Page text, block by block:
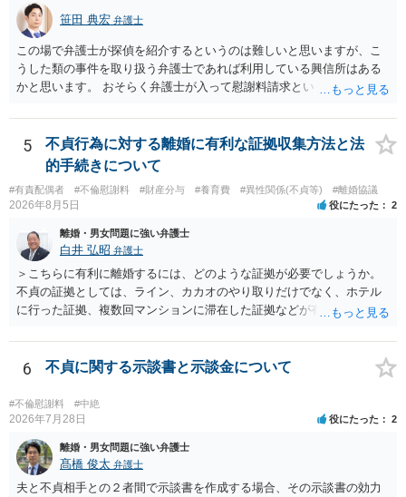
減額を進めるうえでの交渉材料かと思います。 なお、ご自身が離
婚しないことは、交渉材料にはならないかと思いますので、ご注意く
ださい。 また、相手夫婦の婚姻関係が既に破綻していたことや、
相手女性が結婚しているとは知らなかったと主張することもあります
が、 ケースバイケースですので、ご自身の場合にそれらの主張が
できるかはよくお考え下さい。 ３ 質問③ 違約金を５０万円とす
る旨の交渉をすることが妥当かどうかという基準はありません。
公序良俗に反するような金額では、その条項自体が無効になり得ます
が、 ２００万円でも、５０万円でも、公序良俗に反するほど高額
とはいえないと考えますので、 結局は、妥当かどうかというより
も、ご自身が納得できるかどうかという基準でお考えいただくといい
と思います。 そのうえで、合意できるかは、相手も納得できるか
否かにかかってはきますが。 ４ 質問④ ご記載の内容からは判断
できないのですが、 清算条項を記載しないで合意することはリス
クがありますので、むしろ、原則としては、清算条項を記載するべき
であるとお考えいただくといいです。 ご質問に対する回答は以上で
すが、可能であれば、ご依頼になるかは別として、お近くの弁護士に
直接相談されて、 今後の対応についてアドバイス等を求めることを
笹田 典宏 弁護士
この場で弁護士が探偵を紹介するというのは難しいと思いますが、こ
うした類の事件を取り扱う弁護士であれば利用している興信所はある
かと思います。 おそらく弁護士が入って慰謝料請求という流れになる
めします。
5
不貞行為に対する離婚に有利な証拠収集方法と法
的手続きについて
#有責配偶者 #不倫慰謝料 #財産分与 #養育費 #異性関係(不貞等) #離婚協議
2026年8月5日 役にたった 2
離婚・男女問題に強い弁護士
白井 弘昭 弁護士
＞こちらに有利に離婚するには、どのような証拠が必要でしょうか。
不貞の証拠としては、ライン、カカオのやり取りだけでなく、ホテル
に行った証拠、複数回マンションに滞在した証拠などが有効です。 不
婚する、慰謝料をとるなど）ことができると思われます。 ただし、不
貞発覚後、長期間同居を続けると、不貞を許したとの評価につながる
6 不貞に関する示談書と示談金について
#不倫慰謝料 #中絶
2026年7月28日 役にたった 2
離婚・男女問題に強い弁護士
髙橋 俊太 弁護士
夫と不貞相手との２者間で示談書を作成する場合、その示談書の効力